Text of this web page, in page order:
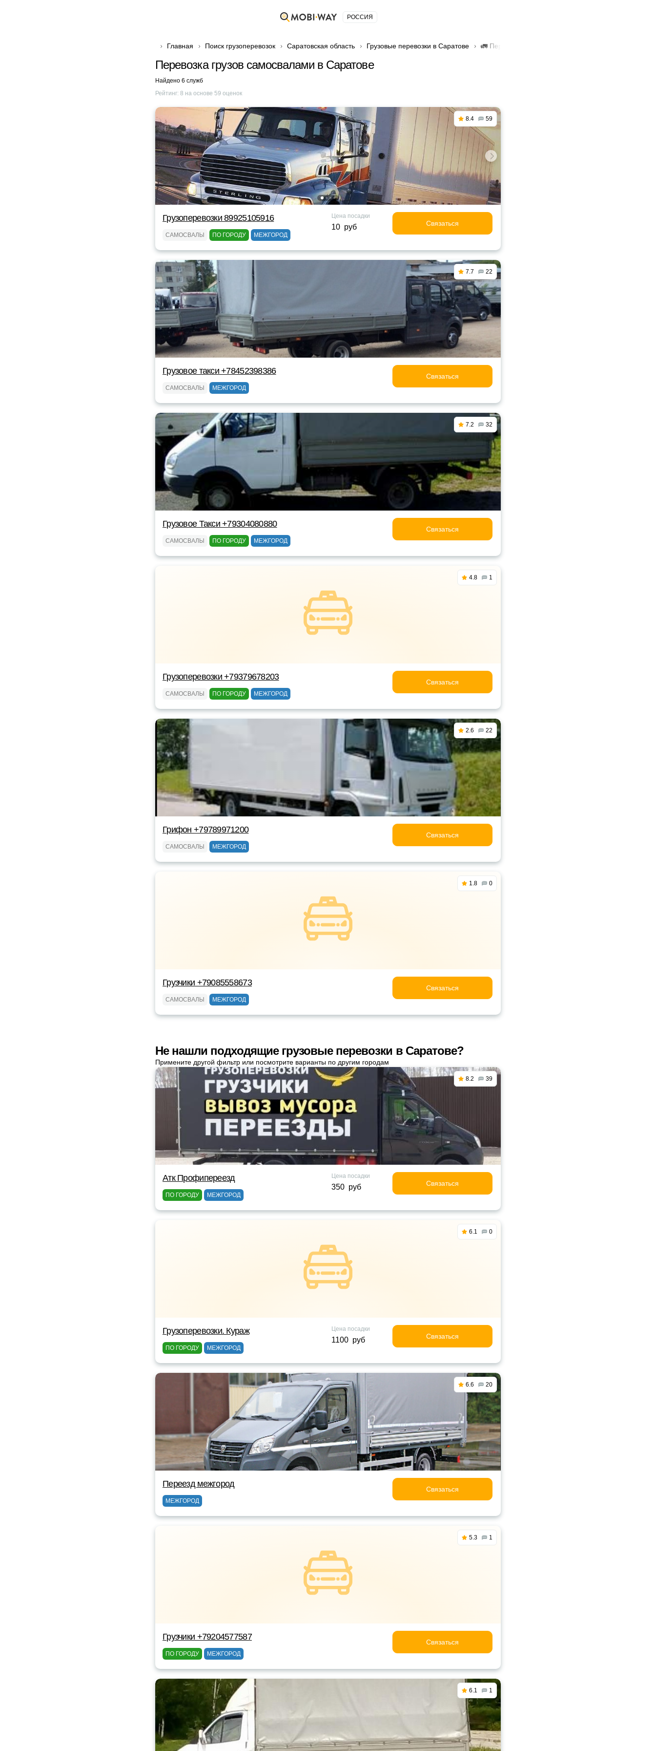
РОССИЯ
Главная Поиск грузоперевозок Саратовская область Грузовые перевозки в Саратове 🚛 Перевозка грузов самосвалами в Саратове
Перевозка грузов самосвалами в Саратове
Найдено 6 служб
Рейтинг: 8 на основе 59 оценок
8.4 59
Грузоперевозки 89925105916
САМОСВАЛЫ ПО ГОРОДУ МЕЖГОРОД
Цена посадки
10 руб Связаться
7.7 22
Грузовое такси +78452398386
САМОСВАЛЫ МЕЖГОРОД
Связаться
7.2 32
Грузовое Такси +79304080880
САМОСВАЛЫ ПО ГОРОДУ МЕЖГОРОД
Связаться
4.8 1
Грузоперевозки +79379678203
САМОСВАЛЫ ПО ГОРОДУ МЕЖГОРОД
Связаться
2.6 22
Грифон +79789971200
САМОСВАЛЫ МЕЖГОРОД
Связаться
1.8 0
Грузчики +79085558673
САМОСВАЛЫ МЕЖГОРОД
Связаться
Не нашли подходящие грузовые перевозки в Саратове?
Примените другой фильтр или посмотрите варианты по другим городам
8.2 39
Атк Профипереезд
ПО ГОРОДУ МЕЖГОРОД
Цена посадки
350 руб Связаться
6.1 0
Грузоперевозки. Кураж
ПО ГОРОДУ МЕЖГОРОД
Цена посадки
1100 руб Связаться
6.6 20
Переезд межгород
МЕЖГОРОД
Связаться
5.3 1
Грузчики +79204577587
ПО ГОРОДУ МЕЖГОРОД
Связаться
6.1 1